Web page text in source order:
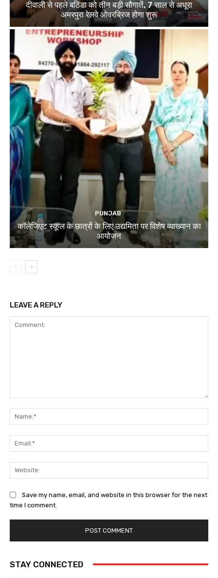
दीवाली से पहले बठिंडा को तीन बड़ी सौगातें, 7 साल से अधूरा
अमरपुरा रेलवे ओवरब्रिज होगा शुरू
PUNJAB
कॉलेजिएट स्कूल के छात्रों के लिए उद्यमिता पर विशेष व्याख्यान का
आयोजन
LEAVE A REPLY
Save my name, email, and website in this browser for the next
time I comment.
STAY CONNECTED